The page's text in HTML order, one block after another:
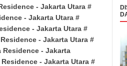
- Jakarta Utara #
- Jakarta Utara #
- Jakarta Utara #
- Jakarta Utara #
Residence - Jakarta
- Jakarta Utara #